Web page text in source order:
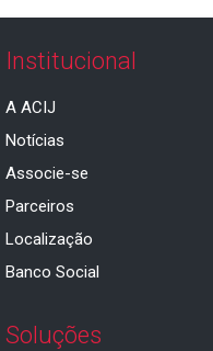
Institucional
A ACIJ
Notícias
Associe-se
Parceiros
Localização
Banco Social
Soluções